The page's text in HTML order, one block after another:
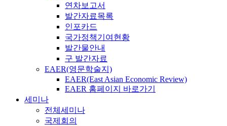
연차보고서
발간자료목록
인포카드
국가정책기여현황
발간물안내
구 발간자료
EAER(영문학술지)
EAER(East Asian Economic Review)
EAER 홈페이지 바로가기
세미나
전체세미나
국제회의